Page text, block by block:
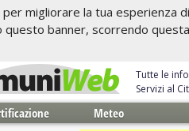
per migliorare la tua
questo banner, scorrendo
Tutte le
Servizi al
Meteo